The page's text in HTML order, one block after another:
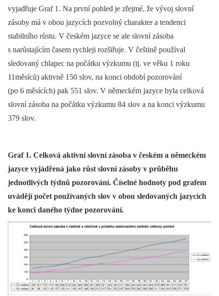
vyjadřuje Graf 1. Na první pohled je zřejmé, že vývoj slovní
zásoby má v obou jazycích pozvolný charakter a tendenci
stabilního růstu. V českém jazyce se ale slovní zásoba
s narůstajícím časem rychleji rozšiřuje. V češtině používal
sledovaný chlapec na počátku výzkumu (tj. ve věku 1 roku
11měsíců) aktivně 150 slov, na konci období pozorování
(po 6 měsících) pak 551 slov. V německém jazyce byla celková
slovní zásoba na počátku výzkumu 84 slov a na konci výzkumu
379 slov.
Graf 1. Celková aktivní slovní zásoba v českém a německém
jazyce vyjádřená jako růst slovní zásoby v průběhu
jednotlivých týdnů pozorování. Číselné hodnoty pod grafem
uvádějí počet používaných slov v obou sledovaných jazycích
ke konci daného týdne pozorování.